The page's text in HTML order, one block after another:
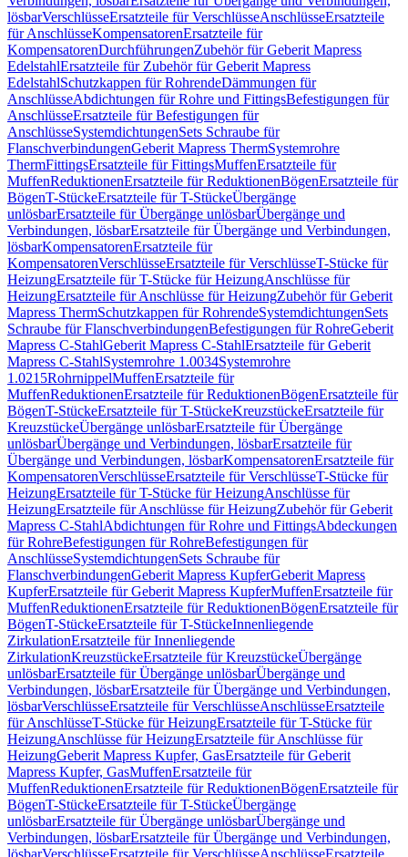
lösbarVerschlüsseErsatzteile für VerschlüsseAnschlüsseErsatzteile
für AnschlüsseKompensatorenErsatzteile für
KompensatorenDurchführungenZubehör für Geberit Mapress
EdelstahlErsatzteile für Zubehör für Geberit Mapress
EdelstahlSchutzkappen für RohrendeDämmungen für
AnschlüsseAbdichtungen für Rohre und FittingsBefestigungen für
AnschlüsseErsatzteile für Befestigungen für
AnschlüsseSystemdichtungenSets Schraube für
FlanschverbindungenGeberit Mapress ThermSystemrohre
ThermFittingsErsatzteile für FittingsMuffenErsatzteile für
MuffenReduktionenErsatzteile für ReduktionenBögenErsatzteile für
BögenT-StückeErsatzteile für T-StückeÜbergänge
unlösbarErsatzteile für Übergänge unlösbarÜbergänge und
Verbindungen, lösbarErsatzteile für Übergänge und Verbindungen,
lösbarKompensatorenErsatzteile für
KompensatorenVerschlüsseErsatzteile für VerschlüsseT-Stücke für
HeizungErsatzteile für T-Stücke für HeizungAnschlüsse für
HeizungErsatzteile für Anschlüsse für HeizungZubehör für Geberit
Mapress ThermSchutzkappen für RohrendeSystemdichtungenSets
Schraube für FlanschverbindungenBefestigungen für RohreGeberit
Mapress C-StahlGeberit Mapress C-StahlErsatzteile für Geberit
Mapress C-StahlSystemrohre 1.0034Systemrohre
1.0215RohrnippelMuffenErsatzteile für
MuffenReduktionenErsatzteile für ReduktionenBögenErsatzteile für
BögenT-StückeErsatzteile für T-StückeKreuzstückeErsatzteile für
KreuzstückeÜbergänge unlösbarErsatzteile für Übergänge
unlösbarÜbergänge und Verbindungen, lösbarErsatzteile für
Übergänge und Verbindungen, lösbarKompensatorenErsatzteile für
KompensatorenVerschlüsseErsatzteile für VerschlüsseT-Stücke für
HeizungErsatzteile für T-Stücke für HeizungAnschlüsse für
HeizungErsatzteile für Anschlüsse für HeizungZubehör für Geberit
Mapress C-StahlAbdichtungen für Rohre und FittingsAbdeckungen
für RohreBefestigungen für RohreBefestigungen für
AnschlüsseSystemdichtungenSets Schraube für
FlanschverbindungenGeberit Mapress KupferGeberit Mapress
KupferErsatzteile für Geberit Mapress KupferMuffenErsatzteile für
MuffenReduktionenErsatzteile für ReduktionenBögenErsatzteile für
BögenT-StückeErsatzteile für T-StückeInnenliegende
ZirkulationErsatzteile für Innenliegende
ZirkulationKreuzstückeErsatzteile für KreuzstückeÜbergänge
unlösbarErsatzteile für Übergänge unlösbarÜbergänge und
Verbindungen, lösbarErsatzteile für Übergänge und Verbindungen,
lösbarVerschlüsseErsatzteile für VerschlüsseAnschlüsseErsatzteile
für AnschlüsseT-Stücke für HeizungErsatzteile für T-Stücke für
HeizungAnschlüsse für HeizungErsatzteile für Anschlüsse für
HeizungGeberit Mapress Kupfer, GasErsatzteile für Geberit
Mapress Kupfer, GasMuffenErsatzteile für
MuffenReduktionenErsatzteile für ReduktionenBögenErsatzteile für
BögenT-StückeErsatzteile für T-StückeÜbergänge
unlösbarErsatzteile für Übergänge unlösbarÜbergänge und
Verbindungen, lösbarErsatzteile für Übergänge und Verbindungen,
lösbarVerschlüsseErsatzteile für VerschlüsseAnschlüsseErsatzteile